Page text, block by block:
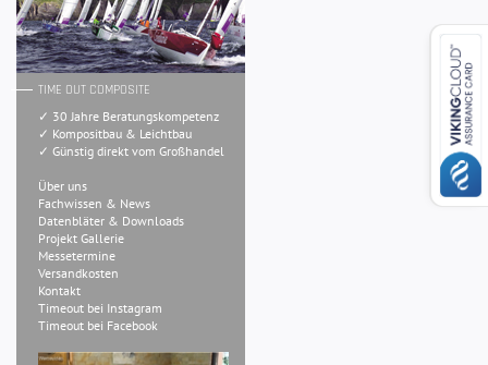
TIME OUT COMPOSITE
✓ 30 Jahre Beratungskompetenz
✓ Kompositbau & Leichtbau
✓ Günstig direkt vom Großhandel
Über uns
Fachwissen & News
Datenbläter & Downloads
Projekt Gallerie
Messetermine
Versandkosten
Kontakt
Timeout bei Instagram
Timeout bei Facebook